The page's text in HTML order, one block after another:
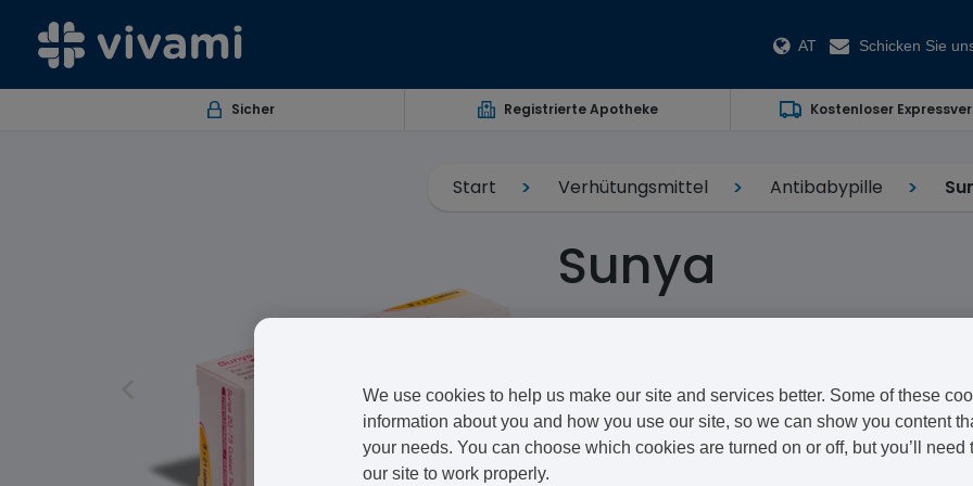
AT Schicken Sie
Sicher Registrierte Apotheke Kostenloser
Start Verhütungsmittel Antibabypille
Sunya
Schwangerschaft indem sie in den Prozess der
Wir wissen, dass es manchmal unpraktisch sein
We use cookies to help us make our site and services better. Some of these
information about you and how you use our site, so we can show you content
your needs. You can choose which cookies are turned on or off, but you’ll need
our site to work properly.